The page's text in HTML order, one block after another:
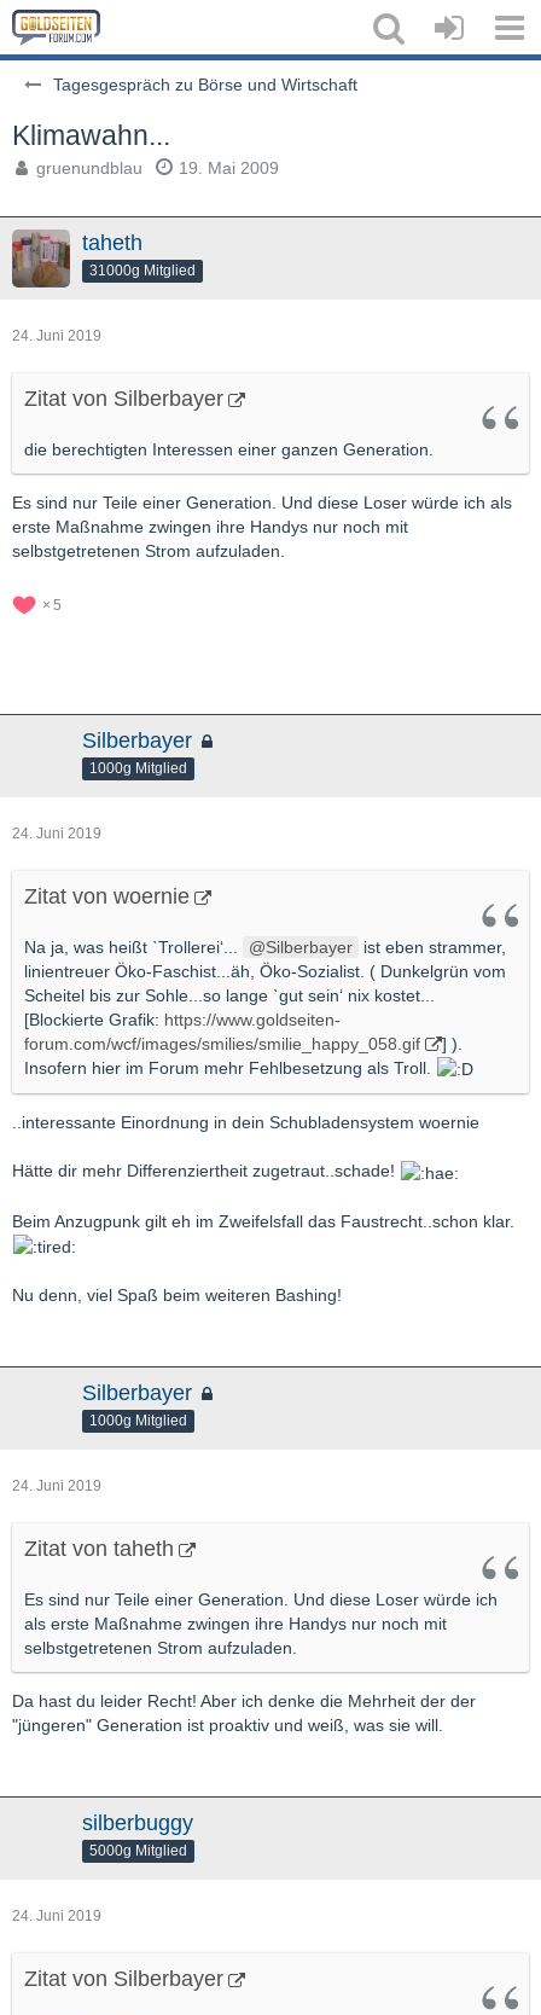
Tagesgespräch zu Börse und Wirtschaft
Klimawahn...
gruenundblau 19. Mai 2009
taheth
31000g Mitglied
24. Juni 2019
Zitat von Silberbayer
die berechtigten Interessen einer ganzen Generation.
Es sind nur Teile einer Generation. Und diese Loser würde ich als
erste Maßnahme zwingen ihre Handys nur noch mit
selbstgetretenen Strom aufzuladen.
5
Silberbayer
1000g Mitglied
24. Juni 2019
Zitat von woernie
Na ja, was heißt ˋTrollerei‘... Silberbayer
ist eben strammer,
linientreuer Öko-Faschist...äh, Öko-Sozialist. ( Dunkelgrün vom
Scheitel bis zur Sohle...so lange ˋgut sein‘ nix kostet...
[Blockierte Grafik: https://www.goldseiten-
forum.com/wcf/images/smilies/smilie_happy_058.gif
] ).
Insofern hier im Forum mehr Fehlbesetzung als Troll.
..interessante Einordnung in dein Schubladensystem woernie
Hätte dir mehr Differenziertheit zugetraut..schade!
Beim Anzugpunk gilt eh im Zweifelsfall das Faustrecht..schon klar.
Nu denn, viel Spaß beim weiteren Bashing!
Silberbayer
1000g Mitglied
24. Juni 2019
Zitat von taheth
Es sind nur Teile einer Generation. Und diese Loser würde ich
als erste Maßnahme zwingen ihre Handys nur noch mit
selbstgetretenen Strom aufzuladen.
Da hast du leider Recht! Aber ich denke die Mehrheit der der
"jüngeren" Generation ist proaktiv und weiß, was sie will.
silberbuggy
5000g Mitglied
24. Juni 2019
Zitat von Silberbayer